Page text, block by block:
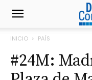
INICIO PAÍS
#24M: